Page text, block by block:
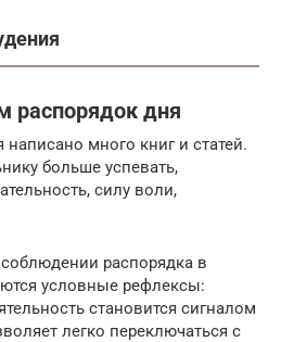
распорядок дня
много книг и статей.
больше успевать,
силу воли,
распорядка в
условные рефлексы:
становится сигналом
легко переключаться с